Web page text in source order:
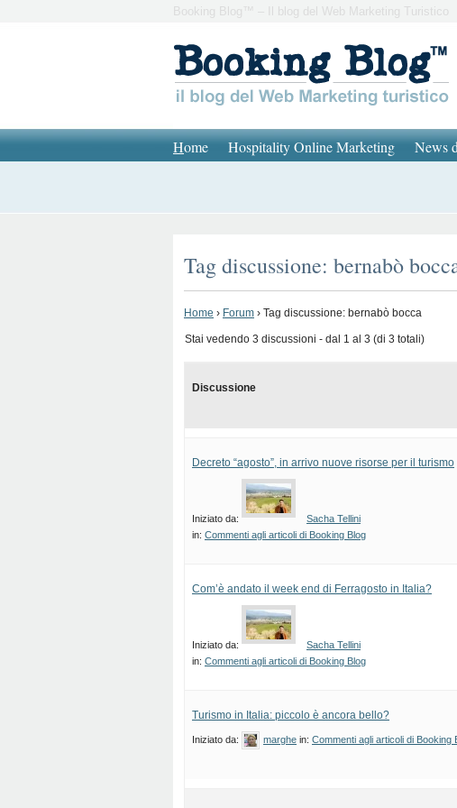
Booking Blog™ – Il blog del Web Marketing Turistico
Home Hospitality Online Marketing News
Tag discussione: bernabò
Home › Forum › Tag discussione: bernabò bocca
Stai vedendo 3 discussioni - dal 1 al 3 (di 3 totali)
Discussione
Decreto “agosto”, in arrivo nuove risorse per il turismo
Iniziato da:
Sacha Tellini
in: Commenti agli articoli di Booking Blog
Com’è andato il week end di Ferragosto in Italia?
Iniziato da:
Sacha Tellini
in: Commenti agli articoli di Booking Blog
Turismo in Italia: piccolo è ancora bello?
Iniziato da: marghe in: Commenti agli articoli di Booking